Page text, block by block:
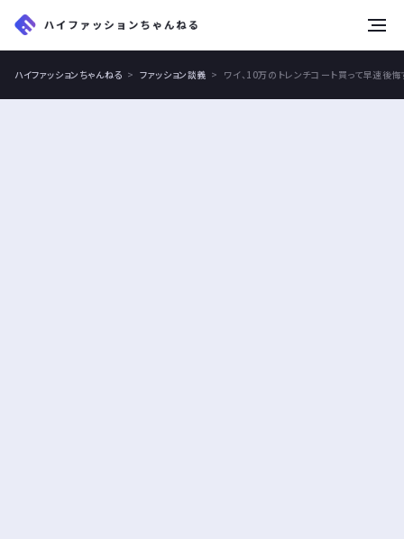
ハイファッションちゃんねる ファッション談義 ワイ、10万のトレンチコート買って早速